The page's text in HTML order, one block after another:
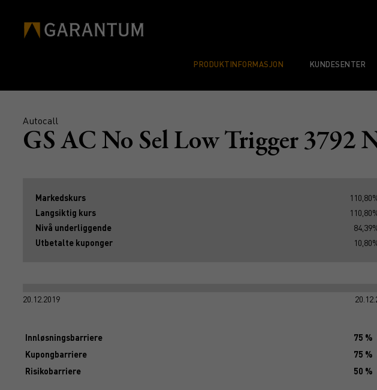
PRODUKTINFORMASJON KUNDESENTER
Autocall
GS AC No Sel Low Trigger 3792
Markedskurs
Langsiktig kurs
Nivå underliggende
Utbetalte kuponger
20.12.2019
Innløsningsbarriere
75 %
Kupongbarriere
75 %
Risikobarriere
50 %